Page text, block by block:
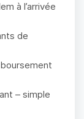
à l’arrivée
de
– simple